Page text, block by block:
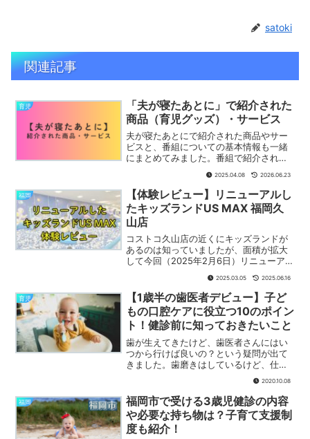
satoki
関連記事
育児
「夫が寝たあとに」で紹介された
商品（育児グッズ）・サービス
夫が寝たあとにで紹介された商品やサー
ビスと、番組についての基本情報も一緒
にまとめてみました。番組で紹介されて
んな便利商品知らなかったと思って頂け
ると嬉しいです。
2025.04.08 2026.06.23
福岡
【体験レビュー】リニューアルし
たキッズランドUS MAX 福岡久
山店
コストコ久山店の近くにキッズランドが
あるのは知っていましたが、面積が拡大
して今回（2025年2月6日）リニューアル
して好評の噂を聞いたので行ってきまし
た。最高の施設に生まれ変わっていたの
で、写真付きで説明します。
2025.03.05 2025.06.16
育児
【1歳半の歯医者デビュー】子ど
もの口腔ケアに役立つ10のポイン
ト！健診前に知っておきたいこと
歯が生えてきたけど、歯医者さんにはい
つから行けば良いの？という疑問が出て
きました。歯磨きはしているけど、仕上
げ磨きは嫌がるし…。歯磨き嫌いになっ
て欲しくないけど、虫歯になるのも嫌だ
し…。実際に歯医者さんに行ってみた内
容をまとめました。
2020.10.08
福岡
福岡市で受ける3歳児健診の内容
や必要な持ち物は？子育て支援制
度も紹介！